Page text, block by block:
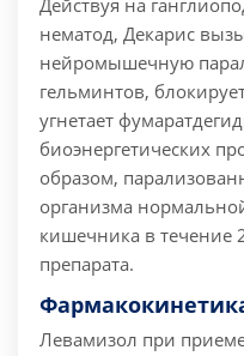
Действуя на
нематод, Декарис
нейромышечную
гельминтов,
угнетает
биоэнергетических
образом,
организма
кишечника в течение
препарата.
Левамизол при